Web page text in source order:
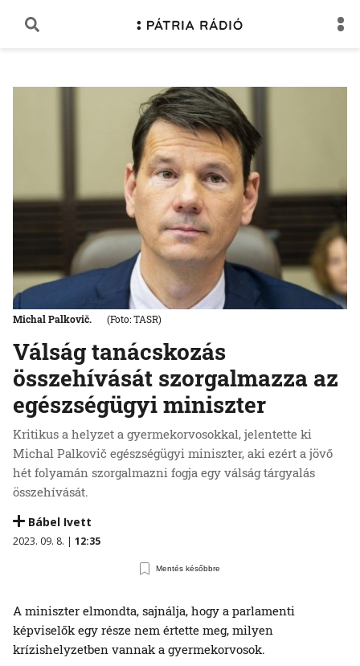
Válság tanácskozás
összehívását szorgalmazza az
egészségügyi miniszter
Kritikus a helyzet a gyermekorvosokkal, jelentette ki
Michal Palkovič egészségügyi miniszter, aki ezért a jövő
hét folyamán szorgalmazni fogja egy válság tárgyalás
összehívását.
Bábel Ivett
2023. 09. 8. | 12:35
Mentés későbbre
Michal Palkovič. (Foto: TASR)
A miniszter elmondta, sajnálja, hogy a parlamenti
képviselők egy része nem értette meg, milyen
krízishelyzetben vannak a gyermekorvosok.